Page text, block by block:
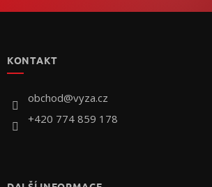
KONTAKT
obchod@vyza.cz
+420 774 859 178